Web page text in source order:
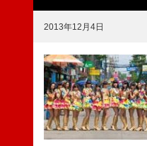
2013年12月4日